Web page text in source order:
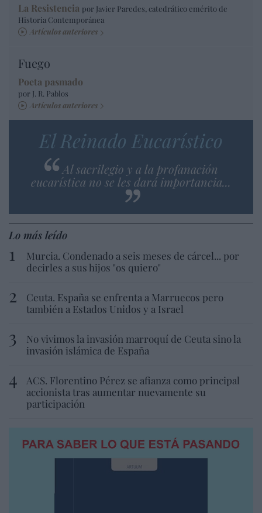
La Resistencia por Javier Paredes, catedrático emérito de
Historia Contemporánea
Artículos anteriores
Fuego
Poeta pasmado
por J. R. Pablos
Artículos anteriores
El Reinado Eucarístico
Al sacrilegio y a la profanación
eucarística no se les dará importancia...
Lo más leído
Murcia. Condenado a seis meses de cárcel... por
decirles a sus hijos "os quiero"
Ceuta. España se enfrenta a Marruecos pero
también a Estados Unidos y a Israel
No vivimos la invasión marroquí de Ceuta sino la
invasión islámica de España
ACS. Florentino Pérez se afianza como principal
accionista tras aumentar nuevamente su
participación